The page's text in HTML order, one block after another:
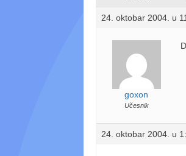
24. oktobar 2004. u
goxon
Učesnik
24. oktobar 2004. u